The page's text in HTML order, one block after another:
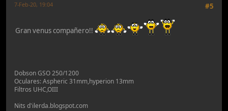
#5
7-Feb-20, 19:04
Gran venus compañero!!
Dobson GSO 250/1200
Oculares: Aspheric 31mm,hyperion 13mm
Filtros UHC,OIII
Nits d'ilerda.blogspot.com